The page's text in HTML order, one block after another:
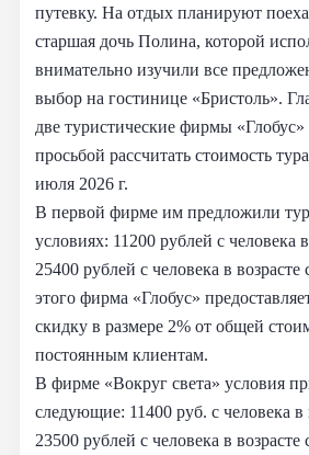
путевку. На отдых планируют
старшая дочь Полина, которой
внимательно изучили все
выбор на гостинице «Бристоль».
две туристические фирмы
просьбой рассчитать стоимость
июля 2026 г.
В первой фирме им предложили
условиях: 11200 рублей с человека
25400 рублей с человека в
этого фирма «Глобус»
скидку в размере 2% от общей
постоянным клиентам.
В фирме «Вокруг света» условия
следующие: 11400 руб. с человека в
23500 рублей с человека в